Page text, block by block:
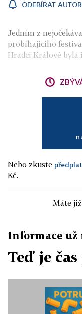
ODEBÍRAT
Jedním z
probíhajícího
Hradci Králové byla
Nebo zkuste
Kč.
Máte
Informace už
Teď je